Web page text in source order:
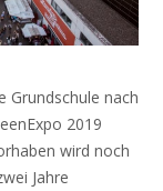
Grundschule nach
2019
wird noch
Jahre